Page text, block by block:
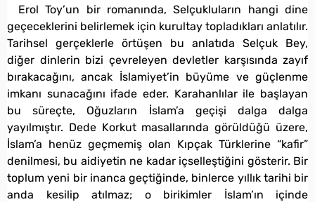
Erol Toy’un bir romanında, Selçukluların hangi dine
geçeceklerini belirlemek için kurultay topladıkları anlatılır.
Tarihsel gerçeklerle örtüşen bu anlatıda Selçuk Bey,
diğer dinlerin bizi çevreleyen devletler karşısında zayıf
bırakacağını, ancak İslamiyet’in büyüme ve güçlenme
imkanı sunacağını ifade eder. Karahanlılar ile başlayan
bu süreçte, Oğuzların İslam’a geçişi dalga dalga
yayılmıştır. Dede Korkut masallarında görüldüğü üzere,
İslam’a henüz geçmemiş olan Kıpçak Türklerine “kafir”
denilmesi, bu aidiyetin ne kadar içselleştiğini gösterir. Bir
toplum yeni bir inanca geçtiğinde, binlerce yıllık tarihi bir
anda kesilip atılmaz; o birikimler İslam’ın içinde